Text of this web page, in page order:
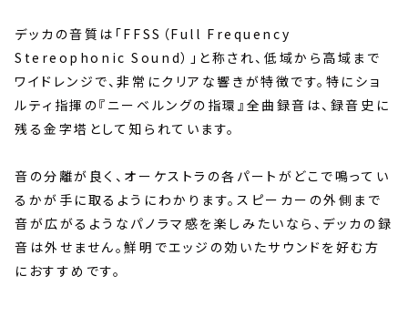
デッカの音質は「FFSS（Full Frequency
Stereophonic Sound）」と称され、低域から高域まで
ワイドレンジで、非常にクリアな響きが特徴です。特にショ
ルティ指揮の『ニーベルングの指環』全曲録音は、録音史に
残る金字塔として知られています。
音の分離が良く、オーケストラの各パートがどこで鳴ってい
るかが手に取るようにわかります。スピーカーの外側まで
音が広がるようなパノラマ感を楽しみたいなら、デッカの録
音は外せません。鮮明でエッジの効いたサウンドを好む方
におすすめです。